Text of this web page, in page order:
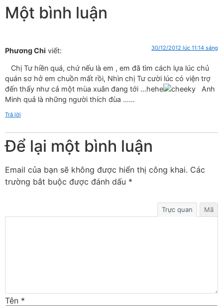
Một bình luận
Phương Chi viết: 30/12/2012 lúc 11:14 sáng
Chị Tư hiền quá, chứ nếu là em , em đã tìm cách lựa lúc chủ
quán sơ hở em chuồn mất rồi, Nhìn chị Tư cười lúc có viện trợ
đến thấy như cả một mùa xuân đang tới …hehe
Anh
Minh quả là những người thích đùa ……
Trả lời
Để lại một bình luận
Email của bạn sẽ không được hiển thị công khai. Các
trường bắt buộc được đánh dấu *
Trực quan Mã
Tên *